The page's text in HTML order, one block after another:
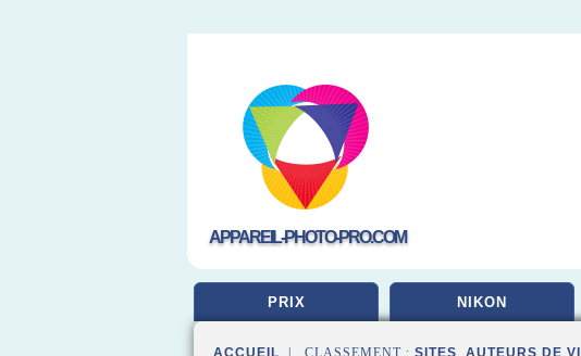
APPAREIL-PHOTO-PRO.COM
PRIX NIKON
ACCUEIL | CLASSEMENT : SITES, AUTEURS DE